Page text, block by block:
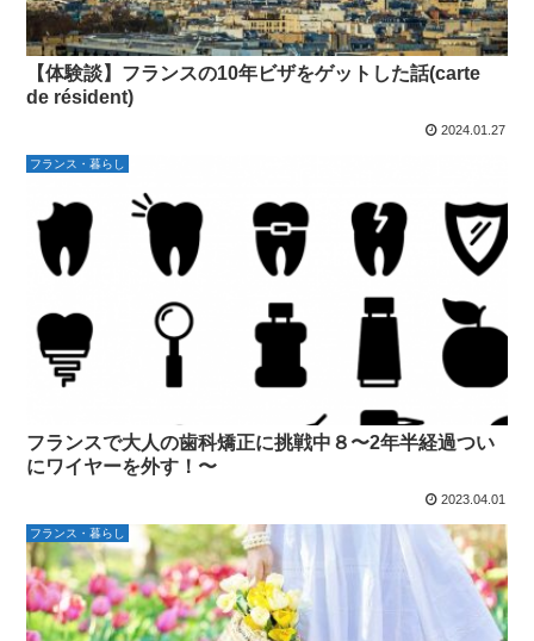
【体験談】フランスの10年ビザをゲットした話(carte
de résident)
2024.01.27
フランス・暮らし
フランスで大人の歯科矯正に挑戦中８〜2年半経過つい
にワイヤーを外す！〜
2023.04.01
フランス・暮らし